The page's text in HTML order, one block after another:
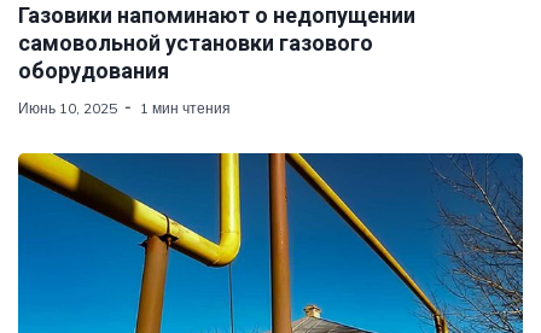
Газовики напоминают о недопущении
самовольной установки газового
оборудования
Июнь 10, 2025 1 мин чтения